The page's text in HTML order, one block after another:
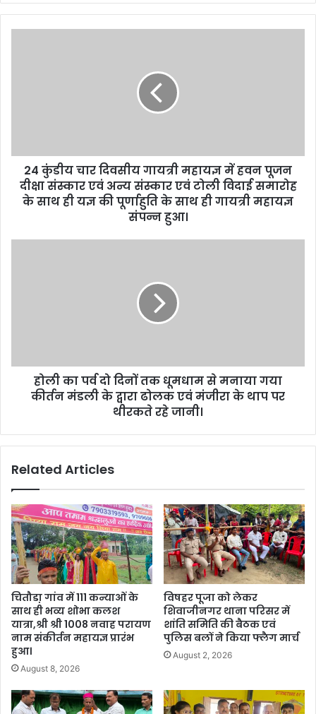
y
d
24 कुंडीय चार दिवसीय गायत्री महायज्ञ में हवन पूजन
दीक्षा संस्कार एवं अन्य संस्कार एवं टोली विदाई समारोह
के साथ ही यज्ञ की पूर्णाहुति के साथ ही गायत्री महायज्ञ
संपन्न हुआ।
होली का पर्व दो दिनों तक धूमधाम से मनाया गया
कीर्तन मंडली के द्वारा ढोलक एवं मंजीरा के थाप पर
थीरकते रहे जानी।
Related Articles
चितौडा़ गांव में 111 कन्याओं के
साथ ही भव्य शोभा कलश
यात्रा,श्री श्री 1008 नवाह परायण
नाम संकीर्तन महायज्ञ प्रारंभ
हुआ।
August 8, 2026
विषहर पूजा को लेकर
शिवाजीनगर थाना परिसर में
शांति समिति की बैठक एवं
पुलिस बलों ने किया फ्लैग मार्च
August 2, 2026